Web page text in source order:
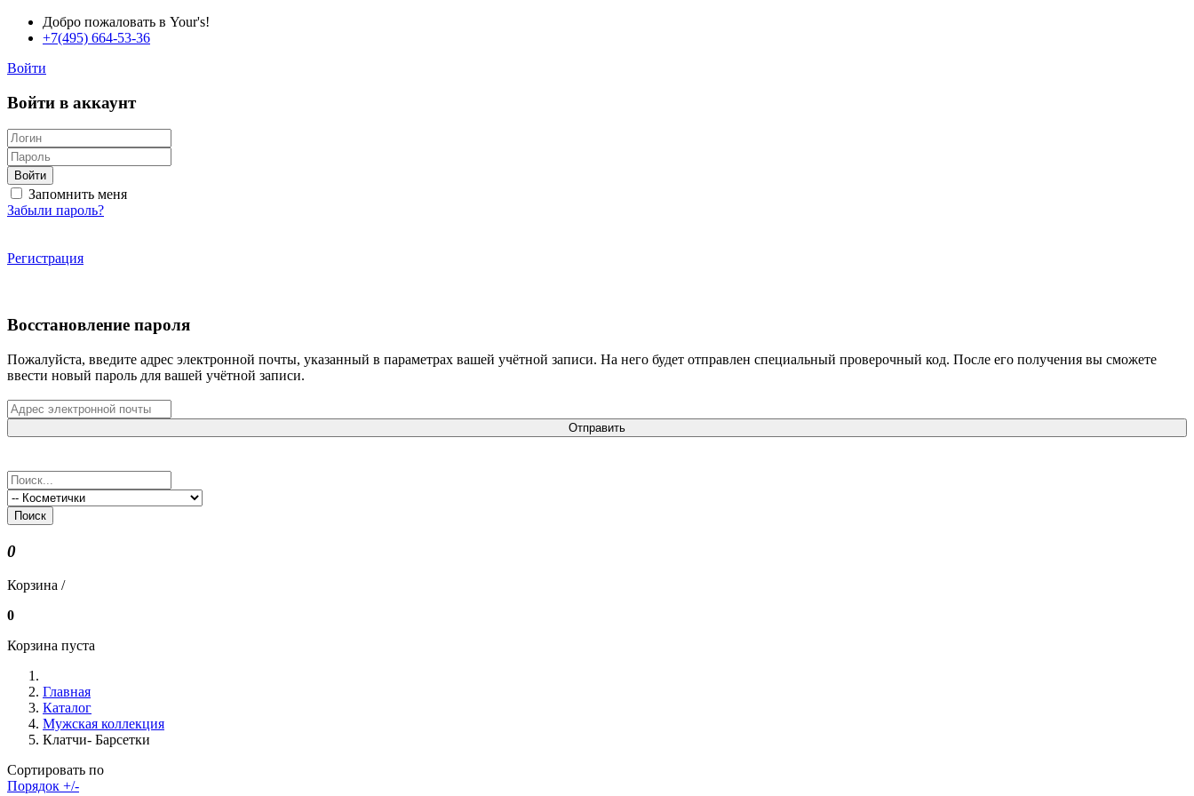
Добро пожаловать в Your's!
+7(495) 664-53-36
Войти
Войти в аккаунт
Войти
Запомнить меня
Забыли пароль?
Регистрация
Восстановление пароля
Пожалуйста, введите адрес электронной почты, указанный в параметрах вашей учётной записи. На него будет отправлен специальный проверочный код. После его получения вы сможете
ввести новый пароль для вашей учётной записи.
Отправить
Поиск
0
Корзина /
0
Корзина пуста
Главная
Каталог
Мужская коллекция
Клатчи- Барсетки
Сортировать по
Порядок +/-